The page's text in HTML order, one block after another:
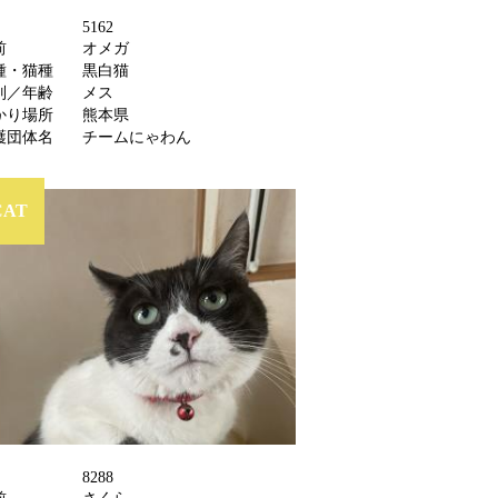
5162
オメガ
・猫種
黒白猫
／年齢
メス
り場所
熊本県
団体名
チームにゃわん
8288